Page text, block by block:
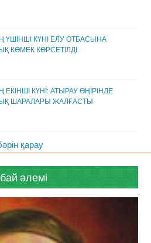
ҮШІНШІ КҮНІ ЕЛУ ОТБАСЫНА
КӨМЕК КӨРСЕТІЛДІ
КҮНІ: АТЫРАУ ӨҢІРІНДЕ
ШАРАЛАРЫ ЖАЛҒАСТЫ
қарау
әлемі